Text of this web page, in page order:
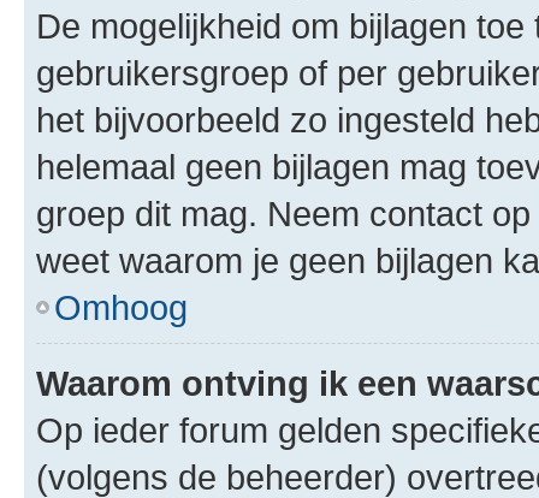
De mogelijkheid om bijlagen
gebruikersgroep of per
het bijvoorbeeld zo ingesteld
helemaal geen bijlagen mag
groep dit mag. Neem contact
weet waarom je geen bijlagen
Omhoog
Waarom ontving ik een
Op ieder forum gelden
(volgens de beheerder)